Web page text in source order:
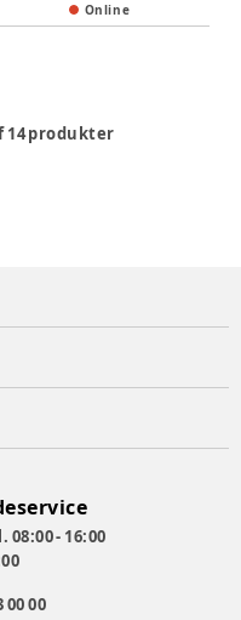
Online
14produkter
08:00 - 16:00
00 00